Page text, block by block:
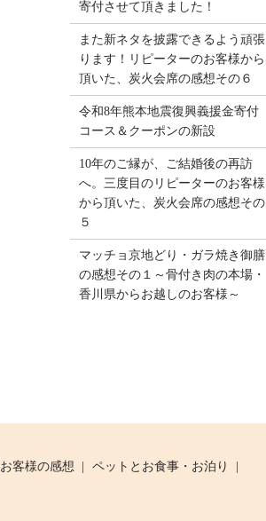
寄付させて頂きました！
また新ネタを披露できるよう頑張
ります！リピーターのお客様から
頂いた、炭火会席の感想その６
令和8年熊本地震復興義援金寄付
コース＆クーポンの新設
10年のご縁が、ご結婚後の再訪
へ。三度目のリピーターのお客様
から頂いた、炭火会席の感想その
５
マッチョ京地どり・ガラ焼き御膳
の感想その１～骨付き肉の本場・
香川県からお越しのお客様～
お客様の感想
ペットとお食事・お泊り